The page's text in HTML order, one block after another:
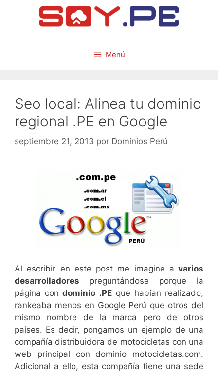
Menú
Seo local: Alinea tu dominio
regional .PE en Google
septiembre 21, 2013 por Dominios Perú
Al escribir en este post me imagine a varios
desarrolladores preguntándose porque la
página con dominio .PEque habían realizado,
rankeaba menos en Google Perú que otros del
mismo nombre de la marca pero de otros
países. Es decir, pongamos un ejemplo de una
compañía distribuidora de motocicletas con una
web principal con dominio motocicletas.com.
Adicional a ello, esta compañía tiene una sede